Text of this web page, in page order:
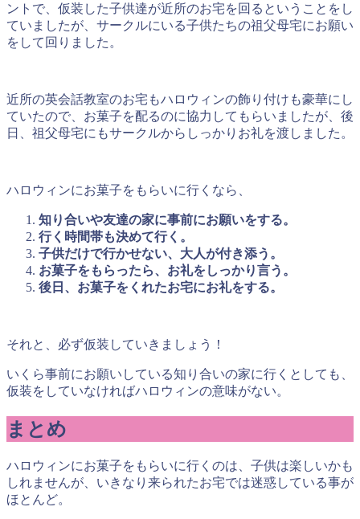
ントで、仮装した子供達が近所のお宅を回るということをし
ていましたが、サークルにいる子供たちの祖父母宅にお願い
をして回りました。
近所の英会話教室のお宅もハロウィンの飾り付けも豪華にし
ていたので、お菓子を配るのに協力してもらいましたが、後
日、祖父母宅にもサークルからしっかりお礼を渡しました。
ハロウィンにお菓子をもらいに行くなら、
知り合いや友達の家に事前にお願いをする。
行く時間帯も決めて行く。
子供だけで行かせない、大人が付き添う。
お菓子をもらったら、お礼をしっかり言う。
後日、お菓子をくれたお宅にお礼をする。
それと、 必ず仮装していきましょう！
いくら事前にお願いしている知り合いの家に行くとしても、
仮装をしていなければハロウィンの意味がない。
まとめ
ハロウィンにお菓子をもらいに行くのは、子供は楽しいかも
しれませんが、いきなり来られたお宅では迷惑している事が
ほとんど。